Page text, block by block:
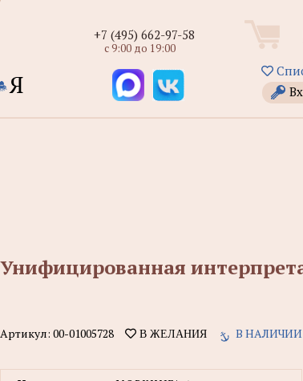
+7 (495) 662-97-58
с 9:00 до 19:00
Артикул: 00-01005728 В ЖЕЛАНИЯ В НАЛИЧИИ